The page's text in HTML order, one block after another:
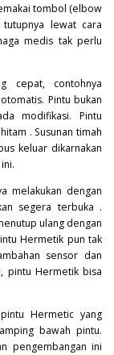
tombol (elbow
lewat cara
medis tak perlu
cepat, contohnya
Pintu bukan
modifikasi. Pintu
. Susunan timah
keluar dikarnakan
melakukan dengan
segera terbuka .
ulang dengan
Hermetik pun tak
sensor dan
pintu Hermetik bisa
Hermetic yang
bawah pintu.
pengembangan ini